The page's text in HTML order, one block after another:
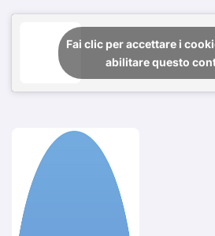
Fai clic per accettare i
abilitare questo